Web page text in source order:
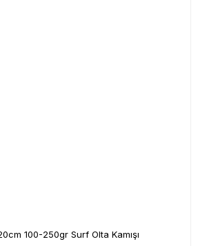
100-250gr Surf Olta Kamışı